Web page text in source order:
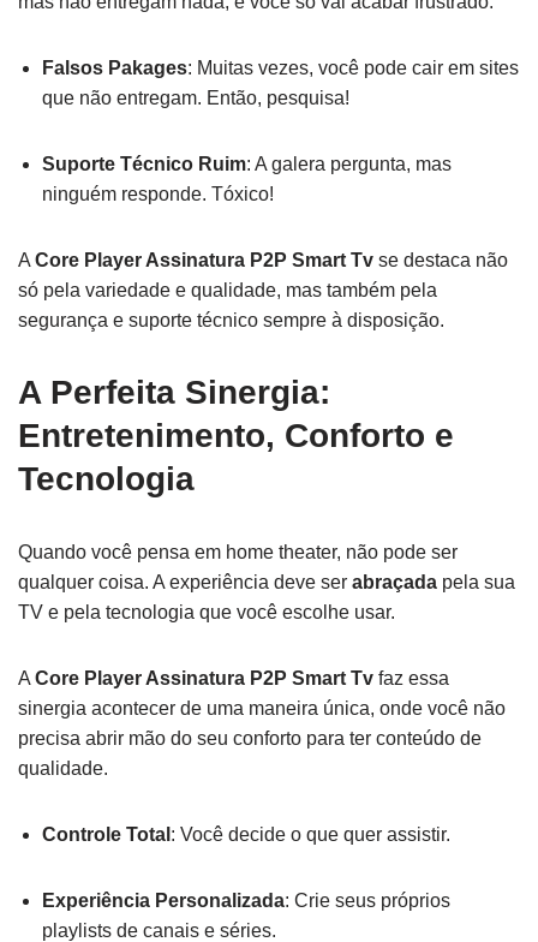
Falsos Pakages: Muitas vezes, você pode cair em sites
que não entregam. Então, pesquisa!
Suporte Técnico Ruim: A galera pergunta, mas
ninguém responde. Tóxico!
A Core Player Assinatura P2P Smart Tv se destaca não
só pela variedade e qualidade, mas também pela
segurança e suporte técnico sempre à disposição.
A Perfeita Sinergia:
Entretenimento, Conforto e
Tecnologia
Quando você pensa em home theater, não pode ser
qualquer coisa. A experiência deve ser abraçada pela sua
TV e pela tecnologia que você escolhe usar.
A Core Player Assinatura P2P Smart Tv faz essa
sinergia acontecer de uma maneira única, onde você não
precisa abrir mão do seu conforto para ter conteúdo de
qualidade.
Controle Total : Você decide o que quer assistir.
Experiência Personalizada: Crie seus próprios
playlists de canais e séries.